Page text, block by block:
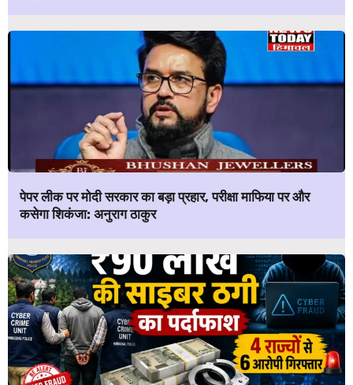
पेपर लीक पर मोदी सरकार का बड़ा प्रहार, परीक्षा माफिया पर और
कसेगा शिकंजा: अनुराग ठाकुर